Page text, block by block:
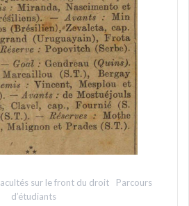
sur le front du droit
Parcours
d’étudiants